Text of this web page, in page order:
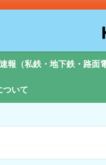
報（私鉄・地下鉄・路面
ついて